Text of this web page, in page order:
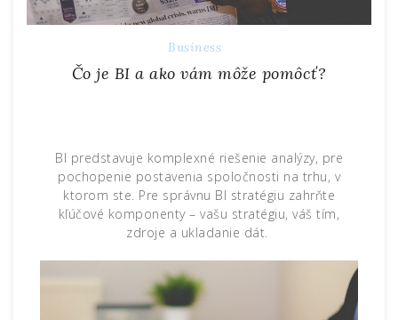
Business
Čo je BI a ako vám môže pomôcť?
BI predstavuje komplexné riešenie analýzy, pre
pochopenie postavenia spoločnosti na trhu, v
ktorom ste. Pre správnu BI stratégiu zahrňte
kľúčové komponenty – vašu stratégiu, váš tím,
zdroje a ukladanie dát.